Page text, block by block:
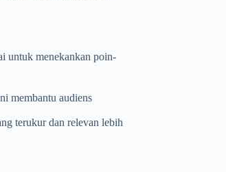
untuk menekankan poin-
membantu audiens
terukur dan relevan lebih